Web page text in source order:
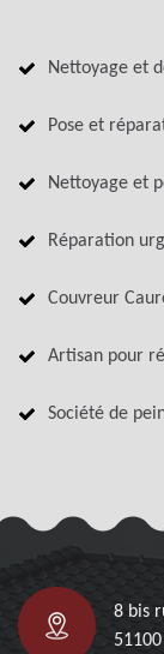
Nettoyage et
Pose et
Nettoyage et
Réparation
Couvreur
Artisan pour
Société de
8 bis